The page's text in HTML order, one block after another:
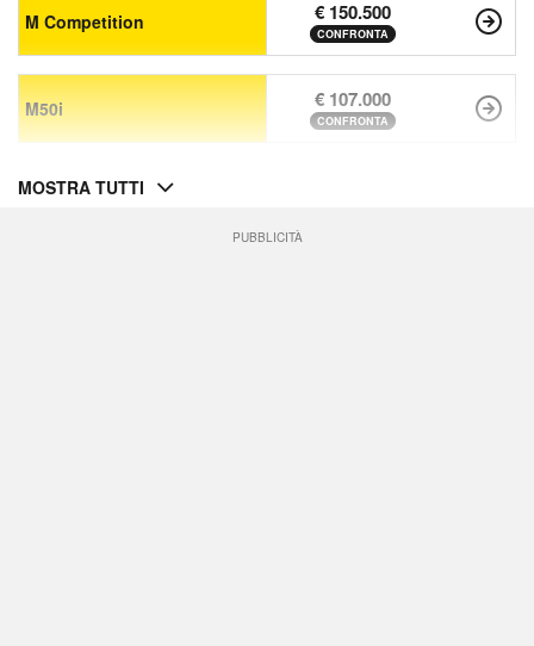
M Competition € 150.500
CONFRONTA
M50i € 107.000
CONFRONTA
MOSTRA TUTTI
PUBBLICITÀ